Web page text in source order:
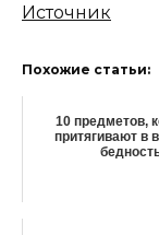
Источник
Похожие статьи:
10 предметов,
притягивают в